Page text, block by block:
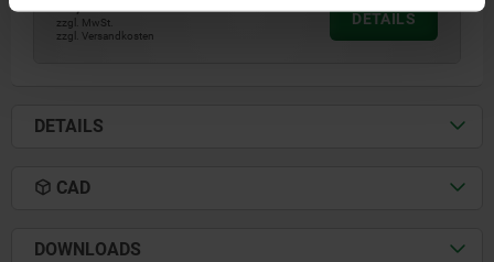
zzgl. MwSt.
zzgl. Versandkosten
DETAILS
DETAILS
CAD
DOWNLOADS